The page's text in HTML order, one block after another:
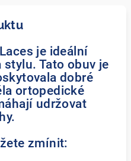
je ideální
Tato obuv je
dobré
ortopedické
udržovat
zmínit: